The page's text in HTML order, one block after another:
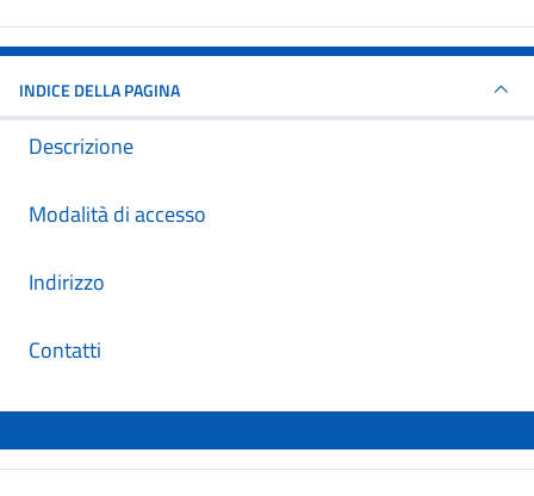
INDICE DELLA PAGINA
Descrizione
Modalità di accesso
Indirizzo
Contatti